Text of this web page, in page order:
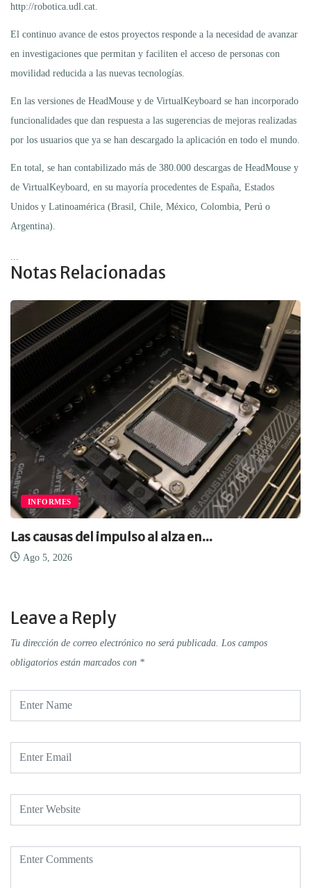
http://robotica.udl.cat.
El continuo avance de estos proyectos responde a la necesidad de avanzar
en investigaciones que permitan y faciliten el acceso de personas con
movilidad reducida a las nuevas tecnologías.
En las versiones de HeadMouse y de VirtualKeyboard se han incorporado
funcionalidades que dan respuesta a las sugerencias de mejoras realizadas
por los usuarios que ya se han descargado la aplicación en todo el mundo.
En total, se han contabilizado más de 380.000 descargas de HeadMouse y
de VirtualKeyboard, en su mayoría procedentes de España, Estados
Unidos y Latinoamérica (Brasil, Chile, México, Colombia, Perú o
Argentina).
Notas Relacionadas
INFORMES
Las causas del impulso al alza en...
Ago 5, 2026
Leave a Reply
Tu dirección de correo electrónico no será publicada. Los campos
obligatorios están marcados con *